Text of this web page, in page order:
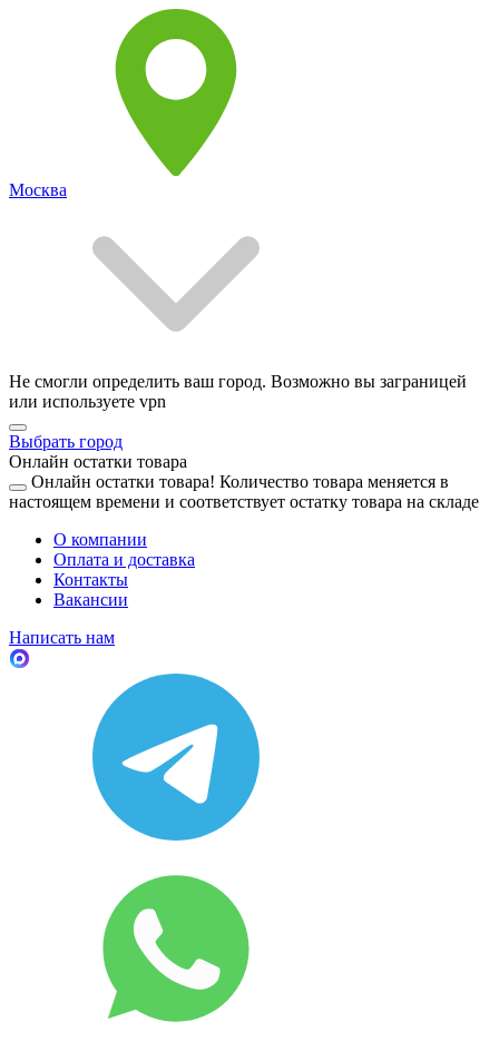
Москва
Не смогли определить ваш город. Возможно вы заграницей
или используете vpn
Выбрать город
Онлайн остатки товара
Онлайн остатки товара! Количество товара меняется в
настоящем времени и соответствует остатку товара на складе
О компании
Оплата и доставка
Контакты
Вакансии
Написать нам